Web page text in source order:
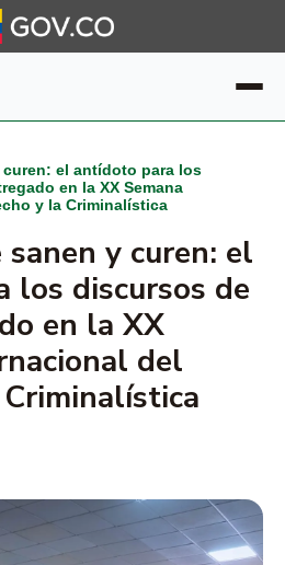
curen: el antídoto para los
en la XX Semana
y la Criminalística
sanen y curen: el
los discursos de
en la XX
del